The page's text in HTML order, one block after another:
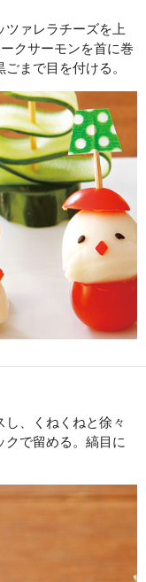
ツァレラチーズを上
クサーモンを首に巻
まで目を付ける。
、くねくねと徐々
で留める。縞目に